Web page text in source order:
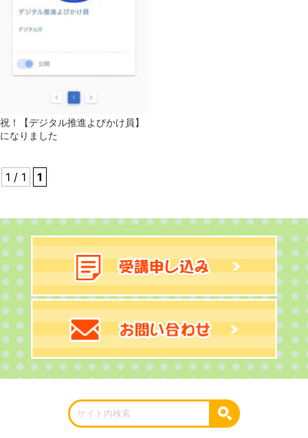
祝！【デジタル推進よびかけ員】
になりました
1 / 1 1